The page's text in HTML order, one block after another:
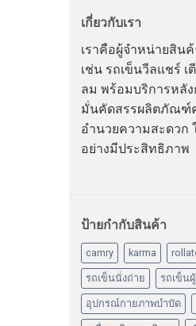
เกี่ยวกับเรา
เราคือผู้จำหน่ายสิน
เช่น รถเข็นวีลแชร์
ลม พร้อมบริการหลัง
มั่นคัดสรรผลิตภัณฑ์
อำนวยความสะดวก
อย่างมีประสิทธิภาพ
ป้ายกำกับสินค้า
camry karma
รถเข็นนั่งถ่าย รถเข็น
อุปกรณ์กายภาพบำบัด